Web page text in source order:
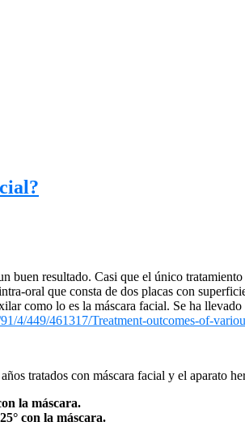
buen resultado. Casi que el único
oral que consta de dos placas con
como lo es la máscara facial. Se ha
4/449/461317/Treatment-outcomes-of-
tratados con máscara facial y el aparato
la máscara.
° con la máscara.